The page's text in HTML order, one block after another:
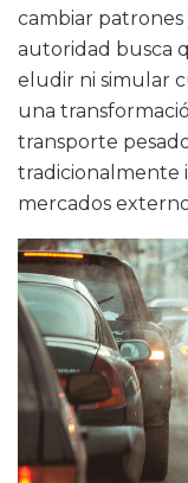
cambiar patrones
autoridad busca
eludir ni simular
una
transporte
tradicionalmente
mercados